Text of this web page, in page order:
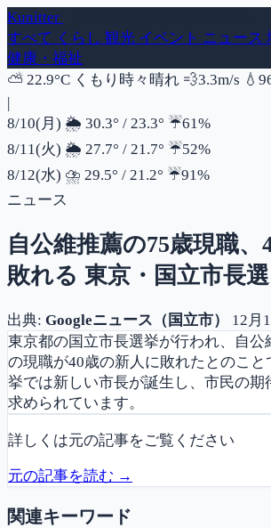
Kunitter
すべて くらし 観光 イベント ニュース
健康・福祉
⛅ 22.9°C くもり時々晴れ 💨風速
3.3m/s 💧
|
8/10(月) 🌦️ 30.3° / 23.3° ☔降水確率
61%
8/11(火) 🌦️ 27.7° / 21.7° ☔降水確率
52%
8/12(水) ⛈️ 29.5° / 21.2° ☔降水確率
91%
ニュース
自公維推薦の75歳現職、
敗れる 東京・国立市長
出典: Googleニュース（国立市）
12月
東京都の国立市長選挙が行われ、自公
の現職が40歳の新人に敗れたとのこと
挙では新しい市長が誕生し、市民の期
求められています。
詳しくは元の記事をご覧ください
元の記事を読む →
関連キーワード